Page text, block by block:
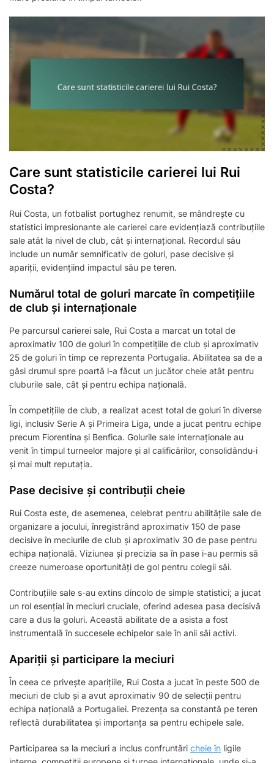
Care sunt statisticile carierei lui Rui
Costa?
Rui Costa, un fotbalist portughez renumit, se mândrește cu
statistici impresionante ale carierei care evidențiază contribuțiile
sale atât la nivel de club, cât și internațional. Recordul său
include un număr semnificativ de goluri, pase decisive și
apariții, evidențiind impactul său pe teren.
Numărul total de goluri marcate în competițiile
de club și internaționale
Pe parcursul carierei sale, Rui Costa a marcat un total de
aproximativ 100 de goluri în competițiile de club și aproximativ
25 de goluri în timp ce reprezenta Portugalia. Abilitatea sa de a
găsi drumul spre poartă l-a făcut un jucător cheie atât pentru
cluburile sale, cât și pentru echipa națională.
În competițiile de club, a realizat acest total de goluri în diverse
ligi, inclusiv Serie A și Primeira Liga, unde a jucat pentru echipe
precum Fiorentina și Benfica. Golurile sale internaționale au
venit în timpul turneelor majore și al calificărilor, consolidându-i
și mai mult reputația.
Pase decisive și contribuții cheie
Rui Costa este, de asemenea, celebrat pentru abilitățile sale de
organizare a jocului, înregistrând aproximativ 150 de pase
decisive în meciurile de club și aproximativ 30 de pase pentru
echipa națională. Viziunea și precizia sa în pase i-au permis să
creeze numeroase oportunități de gol pentru colegii săi.
Contribuțiile sale s-au extins dincolo de simple statistici; a jucat
un rol esențial în meciuri cruciale, oferind adesea pasa decisivă
care a dus la goluri. Această abilitate de a asista a fost
instrumentală în succesele echipelor sale în anii săi activi.
Apariții și participare la meciuri
În ceea ce privește aparițiile, Rui Costa a jucat în peste 500 de
meciuri de club și a avut aproximativ 90 de selecții pentru
echipa națională a Portugaliei. Prezența sa constantă pe teren
reflectă durabilitatea și importanța sa pentru echipele sale.
Participarea sa la meciuri a inclus confruntări cheie în ligile